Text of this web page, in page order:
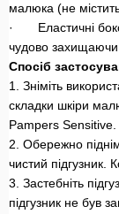
малюка (не
· Еластичні
чудово захищаючи
Спосіб
1. Зніміть
складки шкіри
Pampers Sensitive.
2. Обережно
чистий
3. Застебніть
підгузник не був